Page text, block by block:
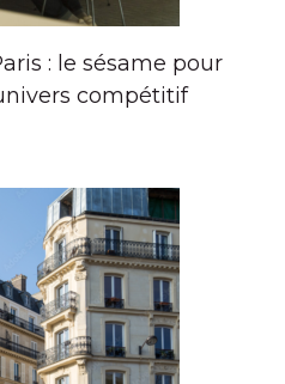
: le sésame pour
compétitif